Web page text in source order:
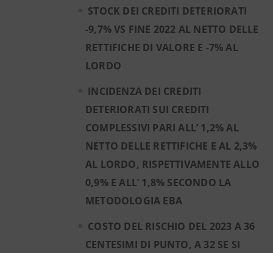
STOCK DEI CREDITI DETERIORATI
-9,7% VS FINE 2022 AL NETTO DELLE
RETTIFICHE DI VALORE E -7% AL
LORDO
INCIDENZA DEI CREDITI
DETERIORATI SUI CREDITI
COMPLESSIVI PARI ALL’ 1,2% AL
NETTO DELLE RETTIFICHE E AL 2,3%
AL LORDO, RISPETTIVAMENTE ALLO
0,9% E ALL’ 1,8% SECONDO LA
METODOLOGIA EBA
COSTO DEL RISCHIO DEL 2023 A 36
CENTESIMI DI PUNTO, A 32 SE SI